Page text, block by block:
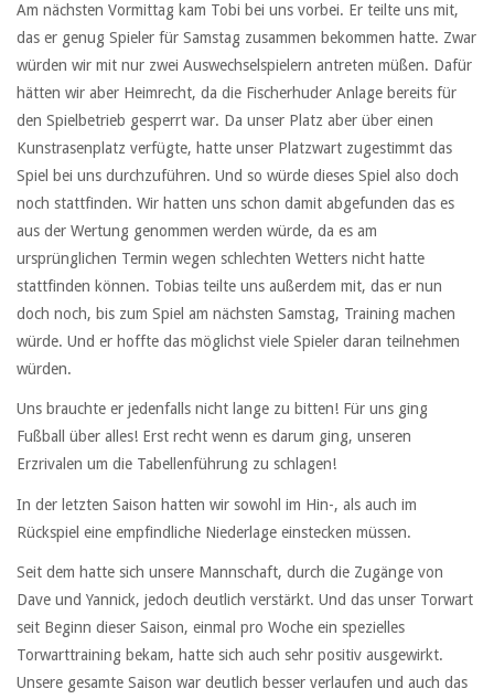
Am nächsten Vormittag kam Tobi bei uns vorbei. Er teilte uns mit,
das er genug Spieler für Samstag zusammen bekommen hatte. Zwar
würden wir mit nur zwei Auswechselspielern antreten müßen. Dafür
hätten wir aber Heimrecht, da die Fischerhuder Anlage bereits für
den Spielbetrieb gesperrt war. Da unser Platz aber über einen
Kunstrasenplatz verfügte, hatte unser Platzwart zugestimmt das
Spiel bei uns durchzuführen. Und so würde dieses Spiel also doch
noch stattfinden. Wir hatten uns schon damit abgefunden das es
aus der Wertung genommen werden würde, da es am
ursprünglichen Termin wegen schlechten Wetters nicht hatte
stattfinden können. Tobias teilte uns außerdem mit, das er nun
doch noch, bis zum Spiel am nächsten Samstag, Training machen
würde. Und er hoffte das möglichst viele Spieler daran teilnehmen
würden.
Uns brauchte er jedenfalls nicht lange zu bitten! Für uns ging
Fußball über alles! Erst recht wenn es darum ging, unseren
Erzrivalen um die Tabellenführung zu schlagen!
In der letzten Saison hatten wir sowohl im Hin-, als auch im
Rückspiel eine empfindliche Niederlage einstecken müssen.
Seit dem hatte sich unsere Mannschaft, durch die Zugänge von
Dave und Yannick, jedoch deutlich verstärkt. Und das unser Torwart
seit Beginn dieser Saison, einmal pro Woche ein spezielles
Torwarttraining bekam, hatte sich auch sehr positiv ausgewirkt.
Unsere gesamte Saison war deutlich besser verlaufen und auch das